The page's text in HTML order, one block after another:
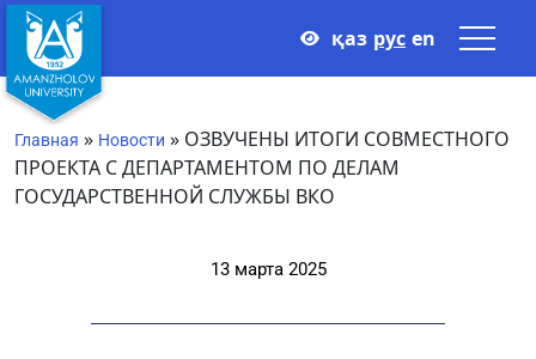
қаз рус en
Главная » Новости » ОЗВУЧЕНЫ ИТОГИ СОВМЕСТНОГО
ПРОЕКТА С ДЕПАРТАМЕНТОМ ПО ДЕЛАМ
ГОСУДАРСТВЕННОЙ СЛУЖБЫ ВКО
13 марта 2025